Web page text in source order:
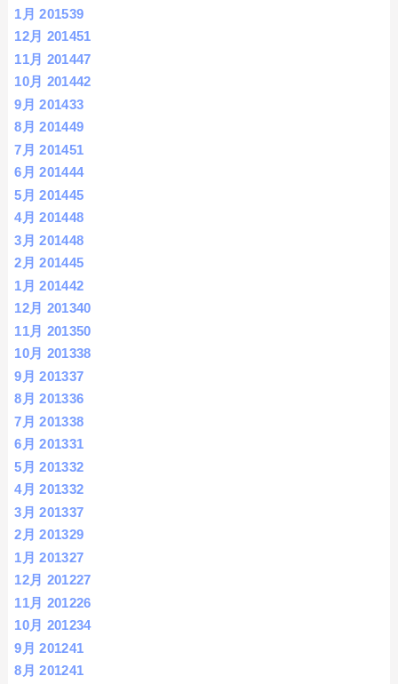
1月 201539
12月 201451
11月 201447
10月 201442
9月 201433
8月 201449
7月 201451
6月 201444
5月 201445
4月 201448
3月 201448
2月 201445
1月 201442
12月 201340
11月 201350
10月 201338
9月 201337
8月 201336
7月 201338
6月 201331
5月 201332
4月 201332
3月 201337
2月 201329
1月 201327
12月 201227
11月 201226
10月 201234
9月 201241
8月 201241